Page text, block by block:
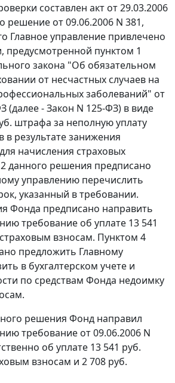
составлен акт от 29.03.2006
решение от 09.06.2006 N 381,
Главное управление привлечено
предусмотренной пунктом 1
закона "Об обязательном
от несчастных случаев на
заболеваний" от
(далее - Закон N 125-ФЗ) в виде
штрафа за неполную уплату
в результате занижения
начисления страховых
данного решения предписано
управлению перечислить
указанный в требовании.
Фонда предписано направить
требование об уплате 13 541
взносам. Пунктом 4
предложить Главному
в бухгалтерском учете и
по средствам Фонда недоимку
решения Фонд направил
требование от 09.06.2006 N
об уплате 13 541 руб.
взносам и 2 708 руб.